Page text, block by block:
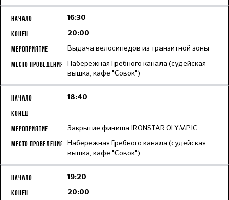
16:30
20:00
Выдача велосипедов из транзитной зоны
Набережная Гребного канала (судейская
вышка, кафе "Совок")
18:40
Закрытие финиша IRONSTAR OLYMPIC
Набережная Гребного канала (судейская
вышка, кафе "Совок")
19:20
20:00